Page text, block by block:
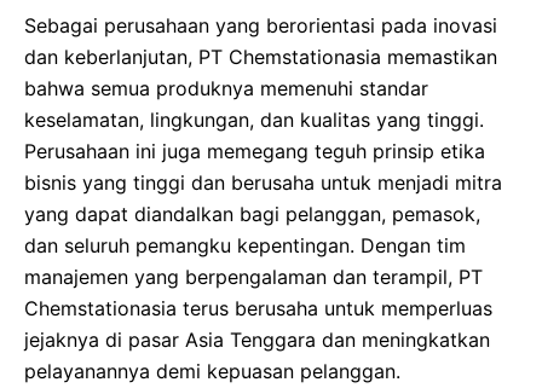
Sebagai perusahaan yang berorientasi pada inovasi
dan keberlanjutan, PT Chemstationasia memastikan
bahwa semua produknya memenuhi standar
keselamatan, lingkungan, dan kualitas yang tinggi.
Perusahaan ini juga memegang teguh prinsip etika
bisnis yang tinggi dan berusaha untuk menjadi mitra
yang dapat diandalkan bagi pelanggan, pemasok,
dan seluruh pemangku kepentingan. Dengan tim
manajemen yang berpengalaman dan terampil, PT
Chemstationasia terus berusaha untuk memperluas
jejaknya di pasar Asia Tenggara dan meningkatkan
pelayanannya demi kepuasan pelanggan.